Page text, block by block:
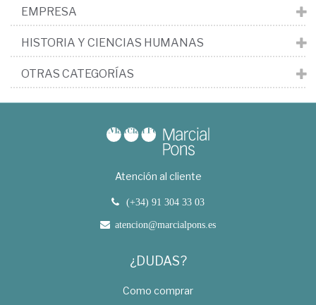
EMPRESA
HISTORIA Y CIENCIAS HUMANAS
OTRAS CATEGORÍAS
Atención al cliente
(+34) 91 304 33 03
atencion@marcialpons.es
¿DUDAS?
Como comprar